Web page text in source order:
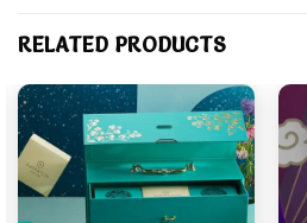
RELATED PRODUCTS